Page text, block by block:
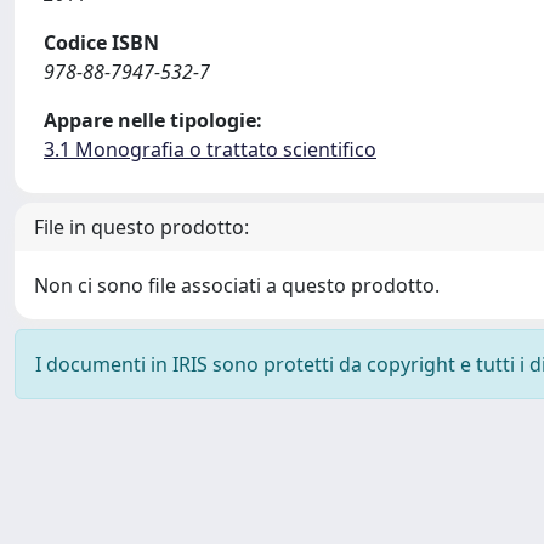
Codice ISBN
978-88-7947-532-7
Appare nelle tipologie:
3.1 Monografia o trattato scientifico
File in questo prodotto:
Non ci sono file associati a questo prodotto.
I documenti in IRIS sono protetti da copyright e tutti i